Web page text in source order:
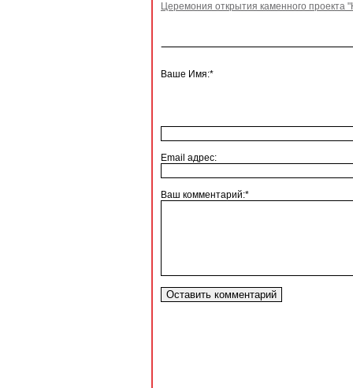
Церемония открытия каменного проекта
Ваше Имя:*
Email адрес:
Ваш комментарий:*